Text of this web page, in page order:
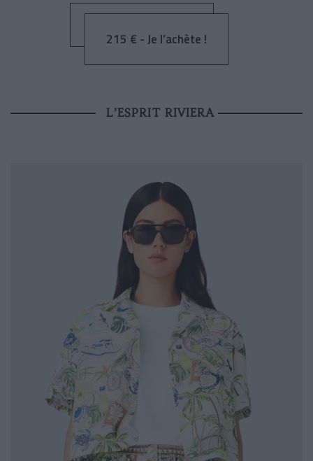
215 € - Je l’achète !
L’ESPRIT RIVIERA